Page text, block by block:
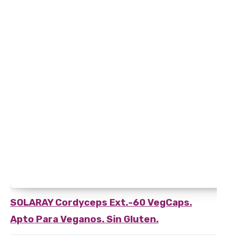
SOLARAYCordyceps Ext.-60 VegCaps.
Apto Para Veganos. Sin Gluten.